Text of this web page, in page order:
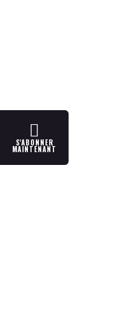
S'ABONNER
MAINTENANT